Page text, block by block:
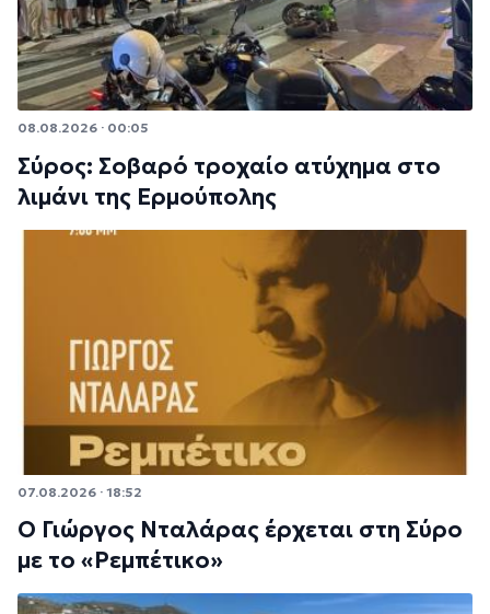
08.08.2026 · 00:05
Σύρος: Σοβαρό τροχαίο ατύχημα στο
λιμάνι της Ερμούπολης
07.08.2026 · 18:52
Ο Γιώργος Νταλάρας έρχεται στη Σύρο
με το «Ρεμπέτικο»